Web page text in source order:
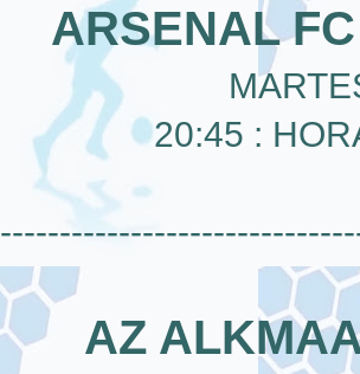
ARSENAL
20:45 :
AZ